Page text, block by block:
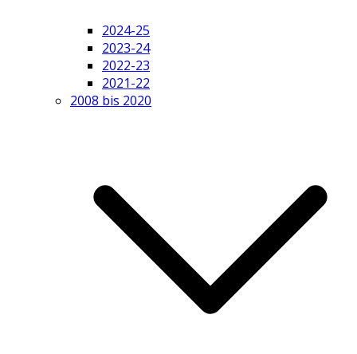
2024-25
2023-24
2022-23
2021-22
2008 bis 2020